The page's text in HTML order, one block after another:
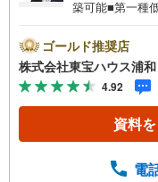
築可能■第一種
休）こちらの時
にご案内できま
ライフソリュ
提携金利〔一例
期間引下げプ
9％》と某信用
で（審査・要
ゴールド推奨店
株式会社東宝ハウス浦
4.92
資料
電